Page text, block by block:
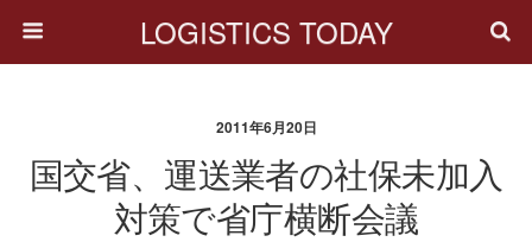
LOGISTICS TODAY
2011年6月20日
国交省、運送業者の社保未加入
対策で省庁横断会議